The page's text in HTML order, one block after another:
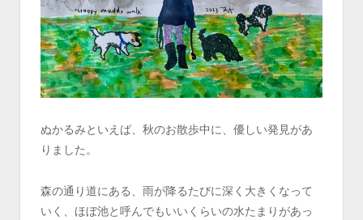
ぬかるみといえば、秋のお散歩中に、優しい発見があ
りました。
森の通り道にある、雨が降るたびに深く大きくなって
いく、ほぼ池と呼んでもいいくらいの水たまりがあっ